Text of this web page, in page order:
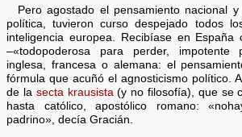
Pero agostado el pensamiento nacional
política, tuvieron curso despejado todos
inteligencia europea. Recibíase en España
–«todopoderosa para perder, impotente
inglesa, francesa o alemana: el
fórmula que acuñó el agnosticismo político.
de la secta krausista (y no filosofía), que se
hasta católico, apostólico romano:
padrino», decía Gracián.